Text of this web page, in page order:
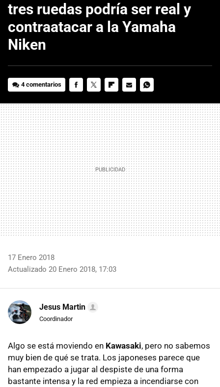
tres ruedas podría ser real y
contraatacar a la Yamaha
Niken
4 comentarios
MAIL
17 Enero 2018
Actualizado 20 Enero 2018, 17:03
Jesus Martin
Coordinador
Algo se está moviendo en Kawasaki, pero no sabemos
muy bien de qué se trata. Los japoneses parece que
han empezado a jugar al despiste de una forma
bastante intensa y la red empieza a incendiarse con